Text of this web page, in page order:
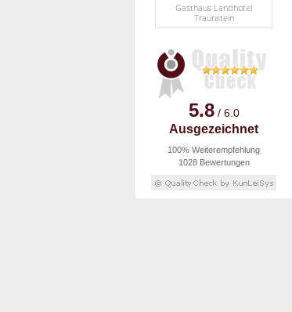
Gasthaus Landhotel
Traunstein
5.8/ 6.0
Ausgezeichnet
100% Weiterempfehlung
1028 Bewertungen